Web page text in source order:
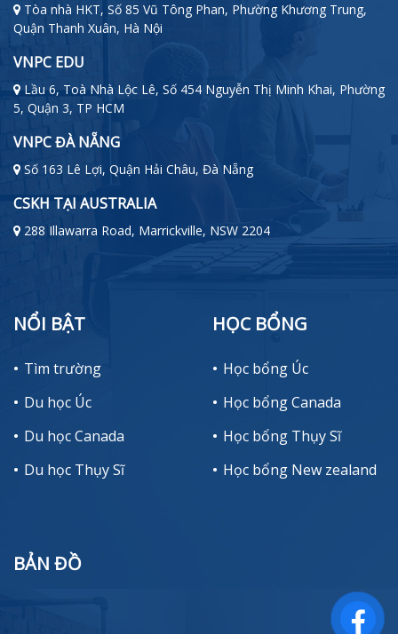
Tòa nhà HKT, Số 85 Vũ Tông Phan, Phường Khương Trung,
Quận Thanh Xuân, Hà Nội
VNPC EDU
Lầu 6, Toà Nhà Lộc Lê, Số 454 Nguyễn Thị Minh Khai, Phường
5, Quận 3, TP HCM
VNPC ĐÀ NẴNG
Số 163 Lê Lợi, Quận Hải Châu, Đà Nẵng
CSKH TẠI AUSTRALIA
288 Illawarra Road, Marrickville, NSW 2204
NỔI BẬT
Tìm trường
Du học Úc
Du học Canada
Du học Thụy Sĩ
HỌC BỔNG
Học bổng Úc
Học bổng Canada
Học bổng Thụy Sĩ
Học bổng New zealand
BẢN ĐỒ